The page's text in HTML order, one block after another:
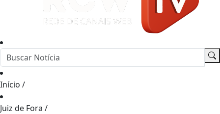
Início /
Juiz de Fora /